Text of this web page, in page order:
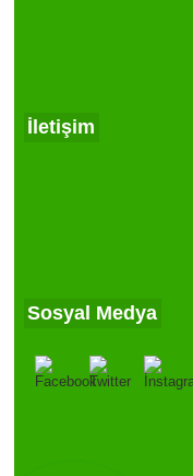
İletişim
Sosyal Medya